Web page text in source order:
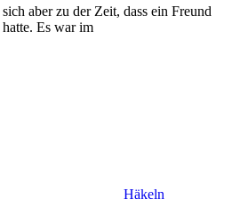
aber zu der Zeit, dass ein Freund
Es war im
Häkeln